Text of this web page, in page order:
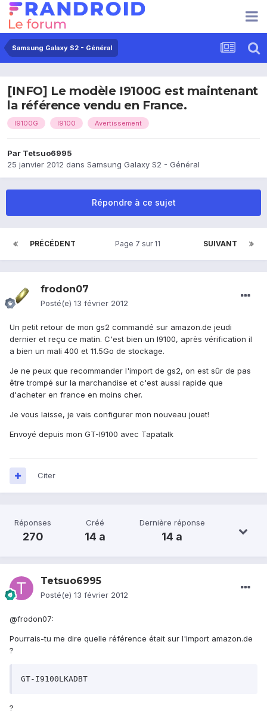
Samsung Galaxy S2 - Général
[INFO] Le modèle I9100G est maintenant
la référence vendu en France.
I9100G I9100 Avertissement
Par Tetsuo6995
25 janvier 2012 dans Samsung Galaxy S2 - Général
Répondre à ce sujet
PRÉCÉDENT SUIVANT
Page 7 sur 11
frodon07
Posté(e) 13 février 2012
Un petit retour de mon gs2 commandé sur amazon.de jeudi
dernier et reçu ce matin. C'est bien un I9100, après vérification il
a bien un mali 400 et 11.5Go de stockage.
Je ne peux que recommander l'import de gs2, on est sûr de pas
être trompé sur la marchandise et c'est aussi rapide que
d'acheter en france en moins cher.
Je vous laisse, je vais configurer mon nouveau jouet!
Envoyé depuis mon GT-I9100 avec Tapatalk
Citer
Réponses
270
Créé
14 a
Dernière réponse
14 a
Tetsuo6995
Posté(e) 13 février 2012
@frodon07:
Pourrais-tu me dire quelle référence était sur l'import amazon.de
?
GT-I9100LKADBT
?